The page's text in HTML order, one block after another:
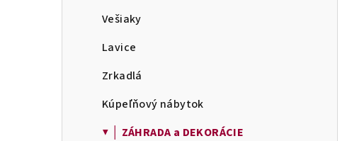
Vešiaky
Lavice
Zrkadlá
Kúpeľňový nábytok
▼ │ ZÁHRADA a DEKORÁCIE